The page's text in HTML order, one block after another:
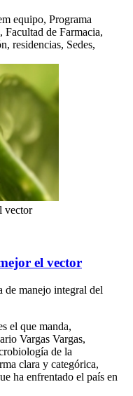
equipo, Programa
de Farmacia,
residencias, Sedes,
vector
el vector
de manejo integral del
el que manda,
Vargas Vargas,
de la
clara y categórica,
ha enfrentado el país en